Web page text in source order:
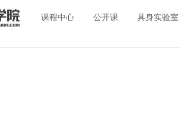
课程中心 公开课 具身实验室